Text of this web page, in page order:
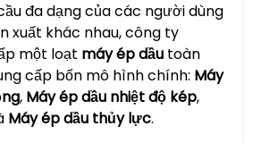
đa dạng của các người dùng
xuất khác nhau, công ty
một loạt máy ép dầu toàn
cấp bốn mô hình chính: Máy
, Máy ép dầu nhiệt độ kép,
Máy ép dầu thủy lực.